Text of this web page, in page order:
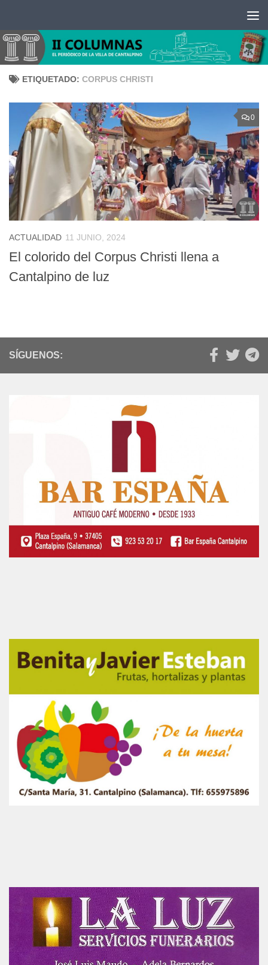
ETIQUETADO: CORPUS CHRISTI
0
ACTUALIDAD 11 JUNIO, 2024
El colorido del Corpus Christi llena a
Cantalpino de luz
SÍGUENOS: